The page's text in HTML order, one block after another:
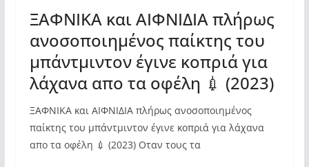
ΞΑΦΝΙΚΑ και ΑΙΦΝΙΔΙΑ πλήρως
ανοσοποιημένος παίκτης του
μπάντμιντον έγινε κοπριά για
λάχανα απο τα οφέλη 💉 (2023)
ΞΑΦΝΙΚΑ και ΑΙΦΝΙΔΙΑ πλήρως ανοσοποιημένος
παίκτης του μπάντμιντον έγινε κοπριά για λάχανα
απο τα οφέλη 💉 (2023) Οταν τους τα